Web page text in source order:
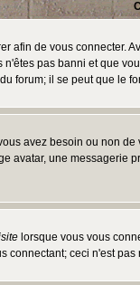
afin de vous connecter.
pas banni et que
forum; il se peut que le
avez besoin ou non
une messagerie
lorsque vous vous
ceci n'est